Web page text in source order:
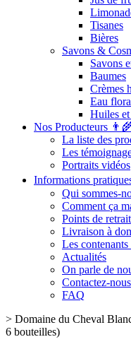
Tisanes
Bières
Savons &
Savons
Baumes
Crèmes
Eau
Huiles
Nos Producteurs
La liste des
Les
Portraits vidéos
Informations
Qui sommes-
Comment ça
Points de retrait
Livraison à
Les contenants
Actualités
On parle de
Contactez-nous
FAQ
> Domaine du Cheval
6 bouteilles)